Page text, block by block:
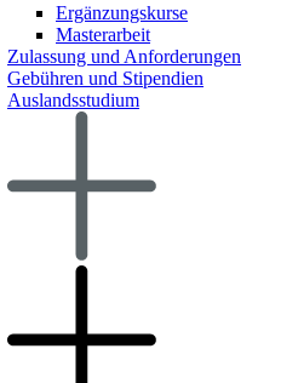
Ergänzungskurse
Masterarbeit
Zulassung und Anforderungen
Gebühren und Stipendien
Auslandsstudium